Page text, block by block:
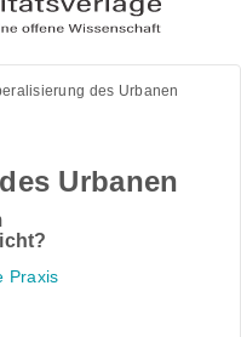
des Urbanen
Urbanen
Praxis